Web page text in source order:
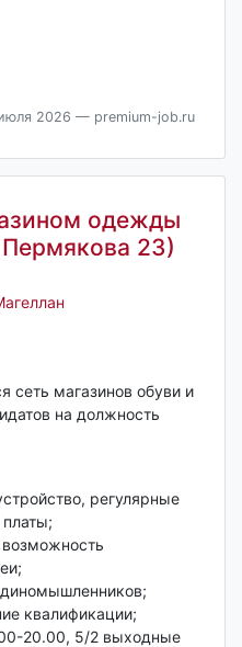
2026 — premium-job.ru
одежды
23)
сеть магазинов обуви и
на должность
регулярные
квалификации;
20.00, 5/2 выходные